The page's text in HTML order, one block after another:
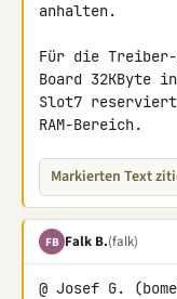
anhalten.
Für die Treiber-
Board 32KByte in
Slot7
RAM-Bereich.
Markierten Text
FB Falk B.(falk)
@ Josef G.